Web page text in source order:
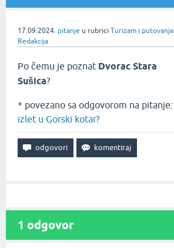
17.09.2024. pitanje u rubrici Turizam i putovanja
Redakcija
Po čemu je poznat Dvorac Stara
Sušica?
* povezano sa odgovorom na pitanje:
izlet u Gorski kotar?
1 odgovor